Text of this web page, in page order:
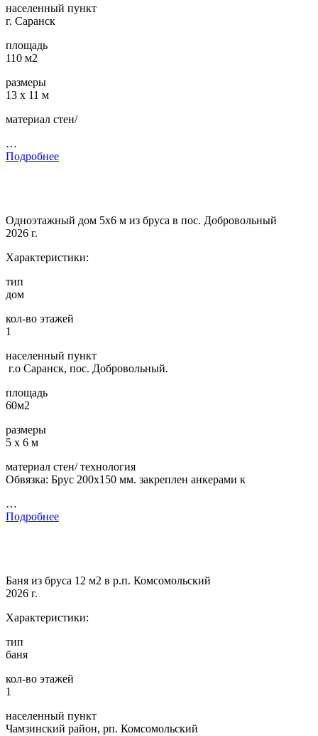
населенный пункт
г. Саранск
площадь
110 м2
размеры
13 х 11 м
материал стен/
…
Подробнее
Одноэтажный дом 5х6 м из бруса в пос. Добровольный
2026 г.
Характеристики:
тип
дом
кол-во этажей
1
населенный пункт
г.о Саранск, пос. Добровольный.
площадь
60м2
размеры
5 х 6 м
материал стен/ технология
Обвязка: Брус 200х150 мм. закреплен анкерами к
…
Подробнее
Баня из бруса 12 м2 в р.п. Комсомольский
2026 г.
Характеристики:
тип
баня
кол-во этажей
1
населенный пункт
Чамзинский район, рп. Комсомольский